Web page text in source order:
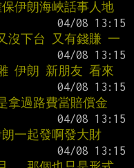
伊朗海峽話事人地
沒下台 又有錢賺 一
伊朗 新朋友 看來
拿過路費當賠償金
一起發啊發大財